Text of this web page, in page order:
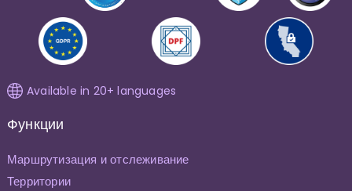
Available in 20+ languages
Функции
Маршрутизация и отслеживание
Территории